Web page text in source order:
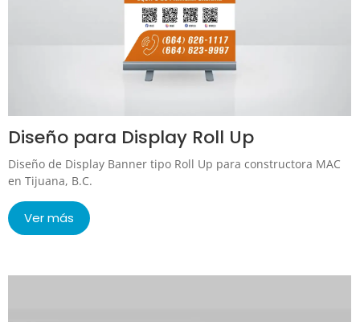
Diseño para Display Roll Up
Diseño de Display Banner tipo Roll Up para constructora MAC
en Tijuana, B.C.
Ver más